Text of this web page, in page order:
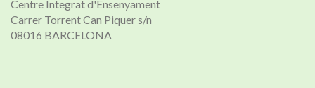
Centre Integrat d'Ensenyament
Carrer Torrent Can Piquer s/n
08016 BARCELONA